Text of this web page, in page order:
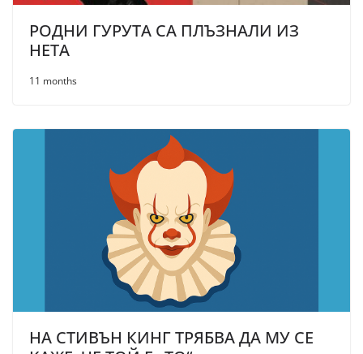
РОДНИ ГУРУТА СА ПЛЪЗНАЛИ ИЗ
НЕТА
11 months
НА СТИВЪН КИНГ ТРЯБВА ДА МУ СЕ